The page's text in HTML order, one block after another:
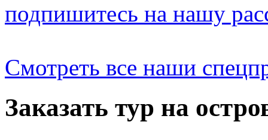
подпишитесь на нашу
Смотреть все наши
Заказать тур на